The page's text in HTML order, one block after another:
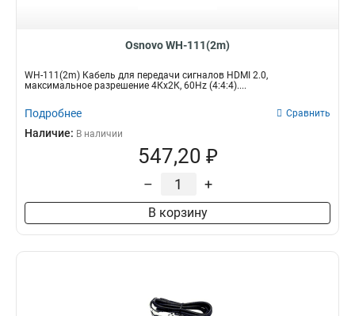
Osnovo WH-111(2m)
WH-111(2m) Кабель для передачи сигналов HDMI 2.0,
максимальное разрешение 4Кх2К, 60Hz (4:4:4)....
Подробнее Сравнить
Наличие: В наличии
547,20 ₽
– +
В корзину